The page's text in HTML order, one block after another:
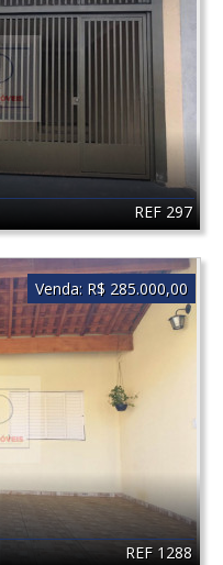
REF 297
REF 1288
Venda: R$ 285.000,00